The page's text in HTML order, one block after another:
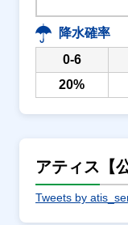
降水確率
0-6
20%
アティス【
Tweets by